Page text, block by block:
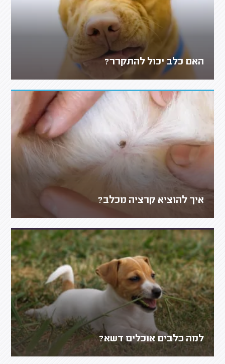
האם כלב יכול להתקרר?
איך להוציא קרציה מכלב?
למה כלבים אוכלים דשא?